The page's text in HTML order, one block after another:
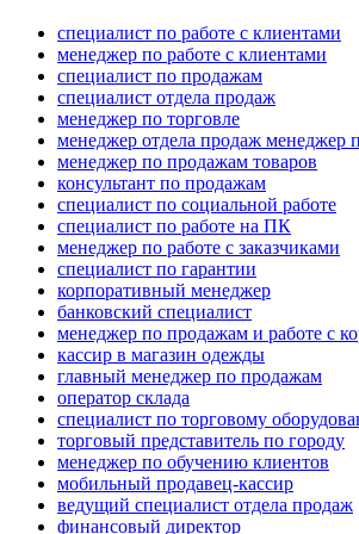
специалист по работе с клиентами
менеджер по работе с клиентами
специалист по продажам
специалист отдела продаж
менеджер по торговле
менеджер отдела продаж менеджер
менеджер по продажам товаров
консультант по продажам
специалист по социальной работе
специалист по работе на ПК
менеджер по работе с заказчиками
специалист по гарантии
корпоративный менеджер
банковский специалист
менеджер по продажам и работе с
кассир в магазин одежды
главный менеджер по продажам
оператор склада
специалист по торговому
торговый представитель по городу
менеджер по обучению клиентов
мобильный продавец-кассир
ведущий специалист отдела продаж
финансовый директор